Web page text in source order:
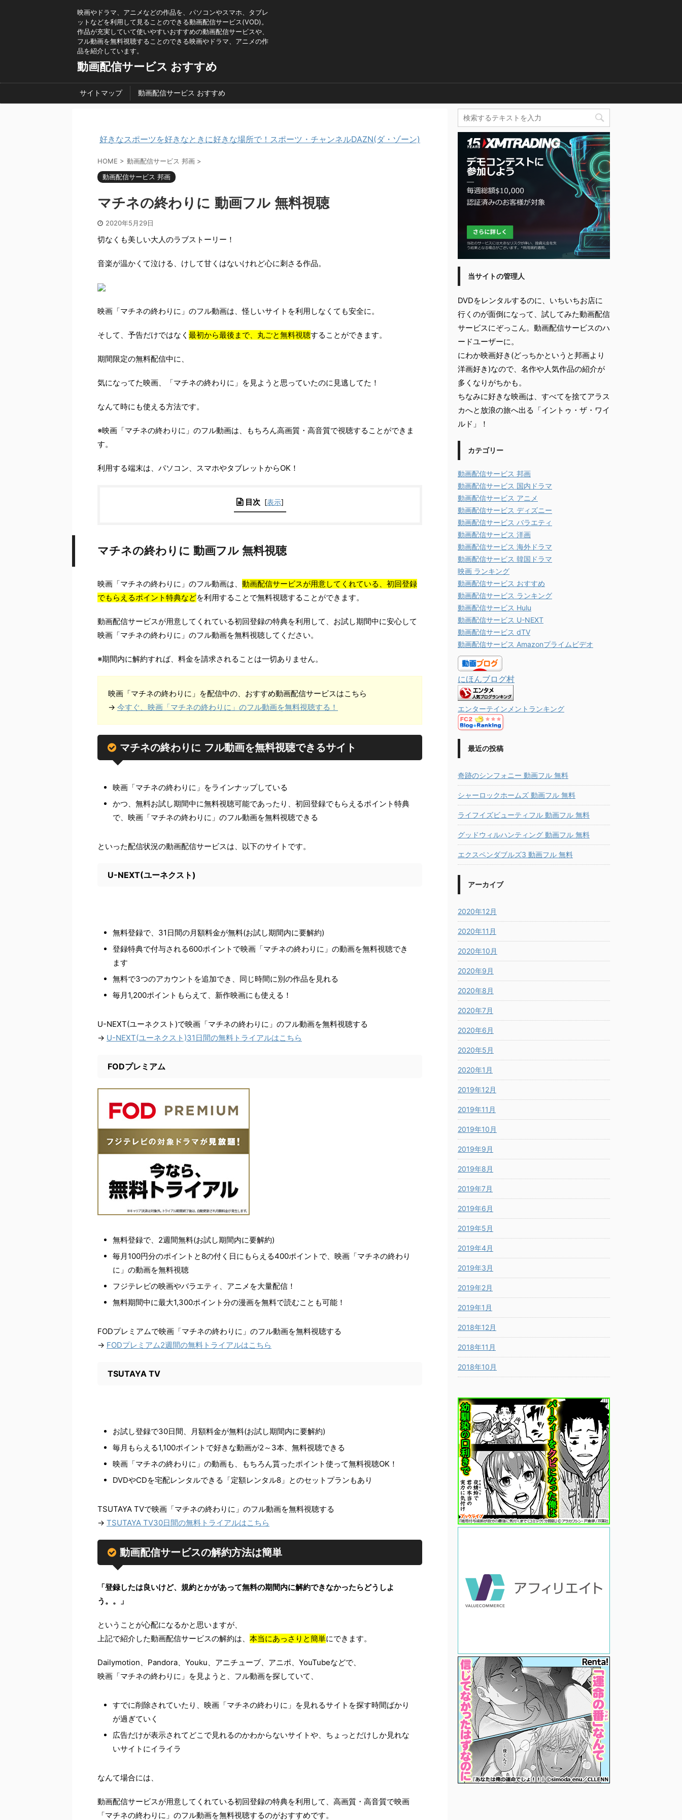
映画やドラマ、アニメなどの作品を、パソコンやスマホ、タブレ
ットなどを利用して見ることのできる動画配信サービス(VOD)。
作品が充実していて使いやすいおすすめの動画配信サービスや、
フル動画を無料視聴することのできる映画やドラマ、アニメの作
品を紹介しています。
動画配信サービス おすすめ
サイトマップ 動画配信サービス おすすめ
好きなスポーツを好きなときに好きな場所で！スポーツ・チャンネルDAZN(ダ・ゾーン)
HOME > 動画配信サービス 邦画 >
動画配信サービス 邦画
マチネの終わりに 動画フル 無料視聴
2020年5月29日
切なくも美しい大人のラブストーリー！
音楽が温かくて泣ける、けして甘くはないけれど心に刺さる作品。
映画「マチネの終わりに」のフル動画は、怪しいサイトを利用しなくても安全に。
そして、予告だけではなく 最初から最後まで、丸ごと無料視聴することができます。
期間限定の無料配信中に、
気になってた映画、「マチネの終わりに」を見ようと思っていたのに見逃してた！
なんて時にも使える方法です。
※映画「マチネの終わりに」のフル動画は、もちろん高画質・高音質で視聴することができま
す。
利用する端末は、パソコン、スマホやタブレットからOK！
目次 [表示]
マチネの終わりに 動画フル 無料視聴
映画「マチネの終わりに」のフル動画は、 動画配信サービスが用意してくれている、初回登録
でもらえるポイント特典などを利用することで無料視聴することができます。
動画配信サービスが用意してくれている初回登録の特典を利用して、お試し期間中に安心して
映画「マチネの終わりに」のフル動画を無料視聴してください。
※期間内に解約すれば、料金を請求されることは一切ありません。
映画「マチネの終わりに」を配信中の、おすすめ動画配信サービスはこちら
→ 今すぐ、映画「マチネの終わりに」のフル動画を無料視聴する！
マチネの終わりに フル動画を無料視聴できるサイト
映画「マチネの終わりに」をラインナップしている
かつ、無料お試し期間中に無料視聴可能であったり、初回登録でもらえるポイント特典
で、映画「マチネの終わりに」のフル動画を無料視聴できる
といった配信状況の動画配信サービスは、以下のサイトです。
U-NEXT(ユーネクスト)
無料登録で、31日間の月額料金が無料(お試し期間内に要解約)
登録特典で付与される600ポイントで映画「マチネの終わりに」の動画を無料視聴でき
ます
無料で3つのアカウントを追加でき、同じ時間に別の作品を見れる
毎月1,200ポイントもらえて、新作映画にも使える！
U-NEXT(ユーネクスト)で映画「マチネの終わりに」のフル動画を無料視聴する
→ U-NEXT(ユーネクスト)31日間の無料トライアルはこちら
FODプレミアム
無料登録で、2週間無料(お試し期間内に要解約)
毎月100円分のポイントと8の付く日にもらえる400ポイントで、映画「マチネの終わり
に」の動画を無料視聴
フジテレビの映画やバラエティ、アニメを大量配信！
無料期間中に最大1,300ポイント分の漫画を無料で読むことも可能！
FODプレミアムで映画「マチネの終わりに」のフル動画を無料視聴する
→ FODプレミアム2週間の無料トライアルはこちら
TSUTAYA TV
お試し登録で30日間、月額料金が無料(お試し期間内に要解約)
毎月もらえる1,100ポイントで好きな動画が2～3本、無料視聴できる
映画「マチネの終わりに」の動画も、もちろん貰ったポイント使って無料視聴OK！
DVDやCDを宅配レンタルできる「定額レンタル8」とのセットプランもあり
TSUTAYA TVで映画「マチネの終わりに」のフル動画を無料視聴する
→ TSUTAYA TV30日間の無料トライアルはこちら
動画配信サービスの解約方法は簡単
「登録したは良いけど、規約とかがあって無料の期間内に解約できなかったらどうしよ
う。。」
ということが心配になるかと思いますが、
上記で紹介した動画配信サービスの解約は、 本当にあっさりと簡単にできます。
Dailymotion、Pandora、Youku、アニチューブ、アニポ、YouTubeなどで、
映画「マチネの終わりに」を見ようと、フル動画を探していて、
すでに削除されていたり、映画「マチネの終わりに」を見れるサイトを探す時間ばかり
が過ぎていく
広告だけが表示されてどこで見れるのかわからないサイトや、ちょっとだけしか見れな
いサイトにイライラ
なんて場合には、
動画配信サービスが用意してくれている初回登録の特典を利用して、高画質・高音質で映画
「マチネの終わりに」のフル動画を無料視聴するのがおすすめです。
当サイトの管理人
DVDをレンタルするのに、いちいちお店に
行くのが面倒になって、試してみた動画配信
サービスにぞっこん。動画配信サービスのハ
ードユーザーに。
にわか映画好き(どっちかというと邦画より
洋画好き)なので、名作や人気作品の紹介が
多くなりがちかも。
ちなみに好きな映画は、すべてを捨てアラス
カへと放浪の旅へ出る「イントゥ・ザ・ワイ
ルド」！
カテゴリー
動画配信サービス 邦画
動画配信サービス 国内ドラマ
動画配信サービス アニメ
動画配信サービス ディズニー
動画配信サービス バラエティ
動画配信サービス 洋画
動画配信サービス 海外ドラマ
動画配信サービス 韓国ドラマ
映画 ランキング
動画配信サービス おすすめ
動画配信サービス ランキング
動画配信サービス Hulu
動画配信サービス U-NEXT
動画配信サービス dTV
動画配信サービス Amazonプライムビデオ
にほんブログ村
エンターテインメントランキング
最近の投稿
奇跡のシンフォニー 動画フル 無料
シャーロックホームズ 動画フル 無料
ライフイズビューティフル 動画フル 無料
グッドウィルハンティング 動画フル 無料
エクスペンダブルズ3 動画フル 無料
アーカイブ
2020年12月
2020年11月
2020年10月
2020年9月
2020年8月
2020年7月
2020年6月
2020年5月
2020年1月
2019年12月
2019年11月
2019年10月
2019年9月
2019年8月
2019年7月
2019年6月
2019年5月
2019年4月
2019年3月
2019年2月
2019年1月
2018年12月
2018年11月
2018年10月